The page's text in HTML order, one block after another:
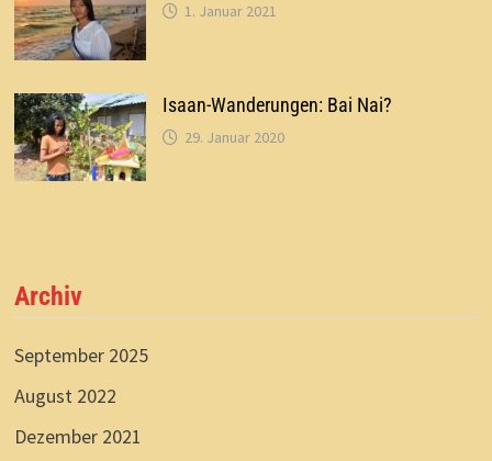
1. Januar 2021
Isaan-Wanderungen: Bai Nai?
29. Januar 2020
Archiv
September 2025
August 2022
Dezember 2021